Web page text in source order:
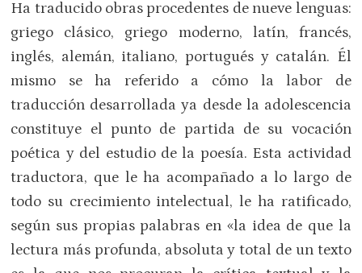
Ha traducido obras procedentes de nueve lenguas:
griego clásico, griego moderno, latín, francés,
inglés, alemán, italiano, portugués y catalán. Él
mismo se ha referido a cómo la labor de
traducción desarrollada ya desde la adolescencia
constituye el punto de partida de su vocación
poética y del estudio de la poesía. Esta actividad
traductora, que le ha acompañado a lo largo de
todo su crecimiento intelectual, le ha ratificado,
según sus propias palabras en «la idea de que la
lectura más profunda, absoluta y total de un texto